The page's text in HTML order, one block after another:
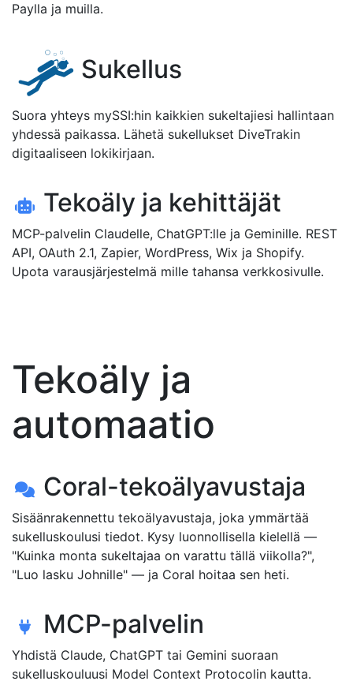
Paylla ja muilla.
Sukellus
Suora yhteys mySSI:hin kaikkien sukeltajiesi hallintaan
yhdessä paikassa. Lähetä sukellukset DiveTrakin
digitaaliseen lokikirjaan.
Tekoäly ja kehittäjät
MCP-palvelin Claudelle, ChatGPT:lle ja Geminille. REST
API, OAuth 2.1, Zapier, WordPress, Wix ja Shopify.
Upota varausjärjestelmä mille tahansa verkkosivulle.
Tekoäly ja
automaatio
Coral-tekoälyavustaja
Sisäänrakennettu tekoälyavustaja, joka ymmärtää
sukelluskoulusi tiedot. Kysy luonnollisella kielellä —
"Kuinka monta sukeltajaa on varattu tällä viikolla?",
"Luo lasku Johnille" — ja Coral hoitaa sen heti.
MCP-palvelin
Yhdistä Claude, ChatGPT tai Gemini suoraan
sukelluskouluusi Model Context Protocolin kautta.